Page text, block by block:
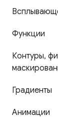
Функции
Контуры,
Градиенты
Анимации